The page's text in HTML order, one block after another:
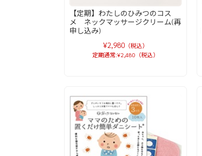
【定期】わたしのひみつのコス
メ ネックマッサージクリーム(再
申し込み)
¥2,980 （税込）
定期通常:¥2,480（税込）